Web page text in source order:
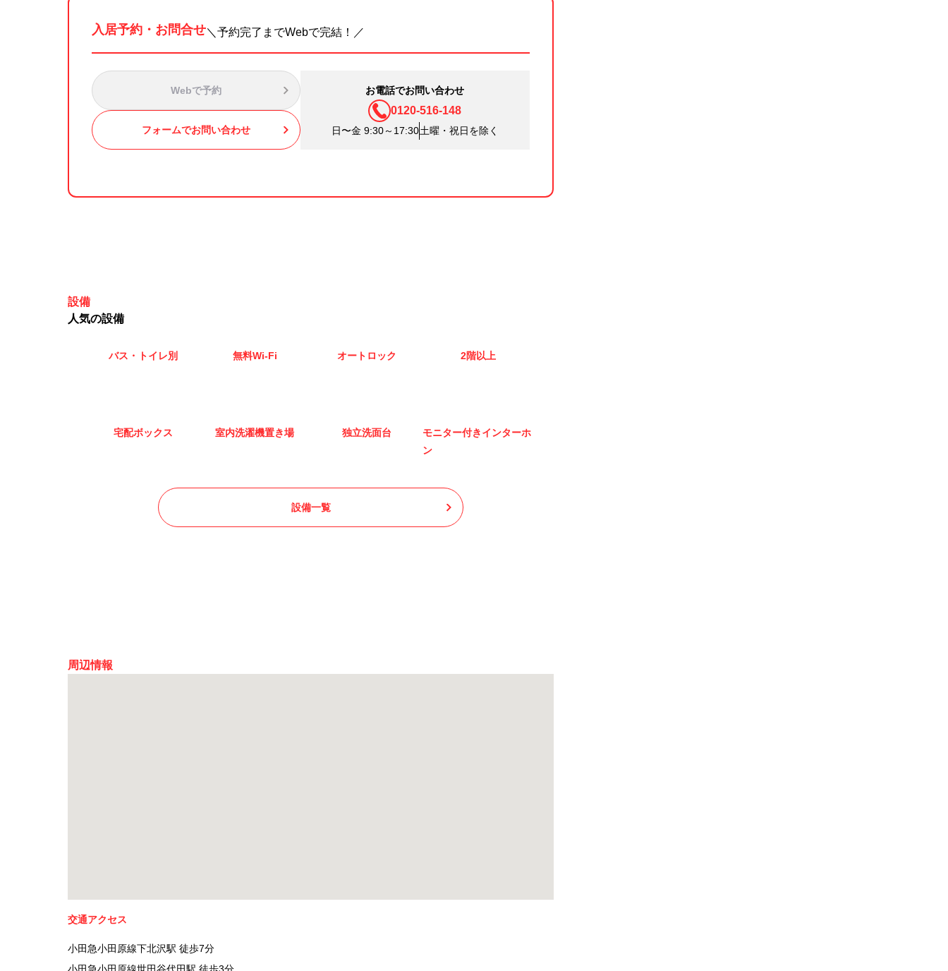
入居予約・お問合せ＼予約完了までWebで完結！／
Webで予約
フォームでお問い合わせ
お電話でお問い合わせ
0120-516-148
日〜金 9:30～17:30土曜・祝日を除く
設備
人気の設備
バス・トイレ別 無料Wi-Fi オートロック 2階以上
宅配ボックス 室内洗濯機置き場 独立洗面台
モニター付きインターホ
ン
設備一覧
周辺情報
交通アクセス
小田急小田原線下北沢駅 徒歩7分